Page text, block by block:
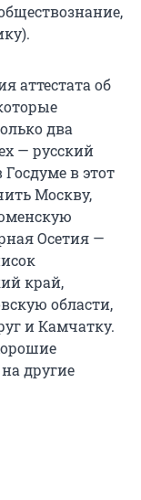
аттестата об
два
— русский
в этот
Москву,
Осетия —
край,
области,
и Камчатку.
другие